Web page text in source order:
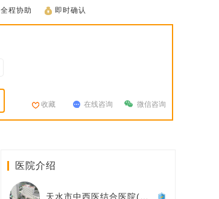
全程协助 即时确认
收藏 在线咨询 微信咨询
医院介绍